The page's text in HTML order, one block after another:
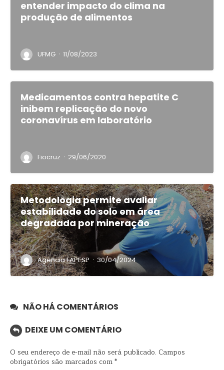
entender impacto do clima na
produção de alimentos
UFMG · 11/08/2023
Medicamentos contra hepatite C
inibem replicação do novo
coronavírus em laboratório
Fiocruz · 29/06/2020
Metodologia permite avaliar
estabilidade do solo em área
degradada por mineração
Agência FAPESP · 30/04/2024
NÃO HÁ COMENTÁRIOS
DEIXE UM COMENTÁRIO
O seu endereço de e-mail não será publicado. Campos
obrigatórios são marcados com*